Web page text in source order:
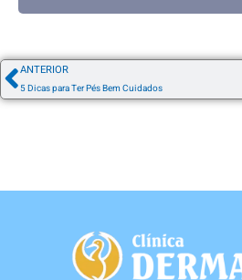
ANTERIOR
5 Dicas para Ter Pés Bem Cuidados